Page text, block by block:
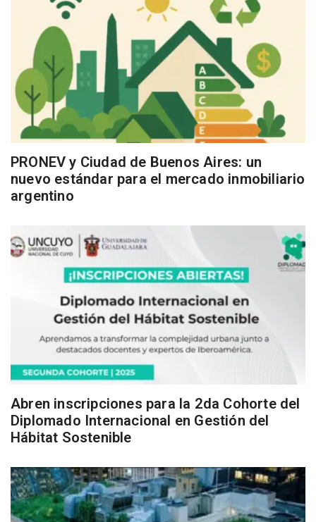
PRONEV y Ciudad de Buenos Aires: un
nuevo estándar para el mercado inmobiliario
argentino
Abren inscripciones para la 2da Cohorte del
Diplomado Internacional en Gestión del
Hábitat Sostenible